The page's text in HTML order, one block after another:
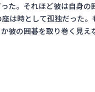
た。それほど彼は自身の
は時として孤独だった。
彼の囲碁を取り巻く見え